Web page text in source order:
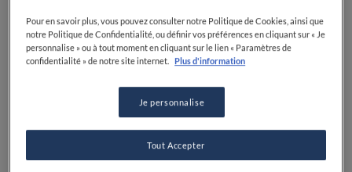
Pour en savoir plus, vous pouvez consulter notre Politique de Cookies, ainsi que
notre Politique de Confidentialité, ou définir vos préférences en cliquant sur « Je
personnalise » ou à tout moment en cliquant sur le lien « Paramètres de
confidentialité » de notre site internet.
Plus d'information
Je personnalise
Tout Accepter